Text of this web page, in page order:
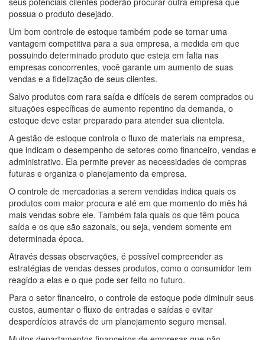
possua o produto desejado.
Um bom controle de estoque também pode se tornar uma
vantagem competitiva para a sua empresa, a medida em que
possuindo determinado produto que esteja em falta nas
empresas concorrentes, você garante um aumento de suas
vendas e a fidelização de seus clientes.
Salvo produtos com rara saída e difíceis de serem comprados ou
situações específicas de aumento repentino da demanda, o
estoque deve estar preparado para atender sua clientela.
A gestão de estoque controla o fluxo de materiais na empresa,
que indicam o desempenho de setores como financeiro, vendas e
administrativo. Ela permite prever as necessidades de compras
futuras e organiza o planejamento da empresa.
O controle de mercadorias a serem vendidas indica quais os
produtos com maior procura e até em que momento do mês há
mais vendas sobre ele. Também fala quais os que têm pouca
saída e os que são sazonais, ou seja, vendem somente em
determinada época.
Através dessas observações, é possível compreender as
estratégias de vendas desses produtos, como o consumidor tem
reagido a elas e o que pode ser feito no futuro.
Para o setor financeiro, o controle de estoque pode diminuir seus
custos, aumentar o fluxo de entradas e saídas e evitar
desperdícios através de um planejamento seguro mensal.